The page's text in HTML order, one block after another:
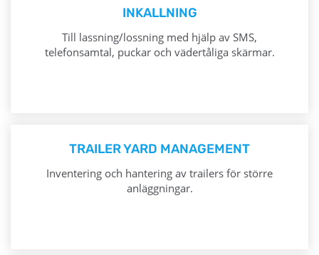
INKALLNING
Till lassning/lossning med hjälp av SMS,
telefonsamtal, puckar och vädertåliga skärmar.
TRAILER YARD MANAGEMENT
Inventering och hantering av trailers för större
anläggningar.